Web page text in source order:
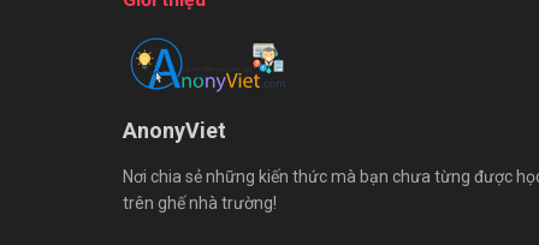
AnonyViet
Nơi chia sẻ những kiến thức mà bạn chưa từng được
trên ghế nhà trường!